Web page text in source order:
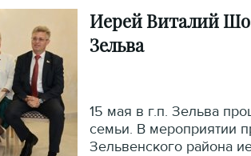
Иерей Виталий
Зельва
15 мая в г.п. Зельва
семьи. В мероприятии
Зельвенского района